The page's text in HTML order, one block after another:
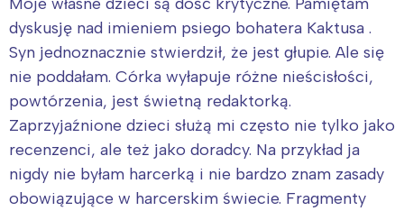
dyskusję nad imieniem psiego bohatera Kaktusa .
Syn jednoznacznie stwierdził, że jest głupie. Ale się
nie poddałam. Córka wyłapuje różne nieścisłości,
powtórzenia, jest świetną redaktorką.
Zaprzyjaźnione dzieci służą mi często nie tylko jako
recenzenci, ale też jako doradcy. Na przykład ja
nigdy nie byłam harcerką i nie bardzo znam zasady
obowiązujące w harcerskim świecie. Fragmenty